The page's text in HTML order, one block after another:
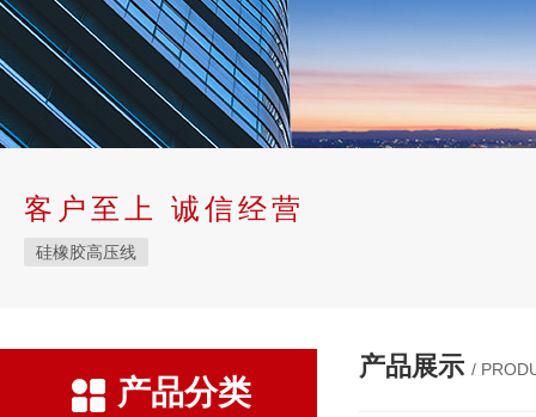
客户至上 诚信经营
硅橡胶高压线
产品分类
产品展示 /